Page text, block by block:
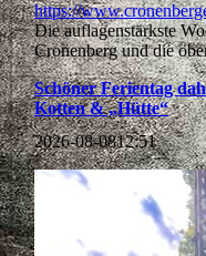
https://
Die auflagenstärkste
Cronenberg und die
Schöner Ferientag
Kotten & „Hütte“
2026-08-0812:51